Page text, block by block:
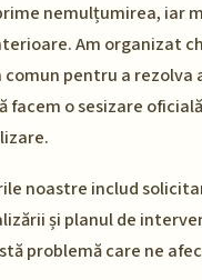
nemulțumirea, iar
Am organizat
pentru a
facem o sesizare
noastre includ
și planul de
problemă care ne